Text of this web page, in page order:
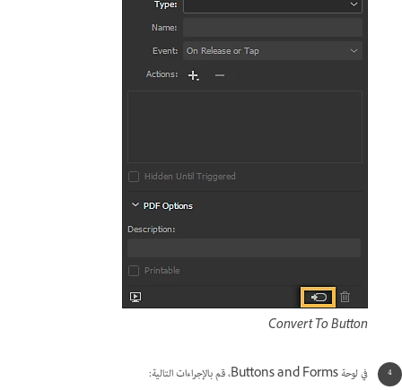
Convert To Button
في لوحة Buttons and Forms، قم بالإجراءات التالية: